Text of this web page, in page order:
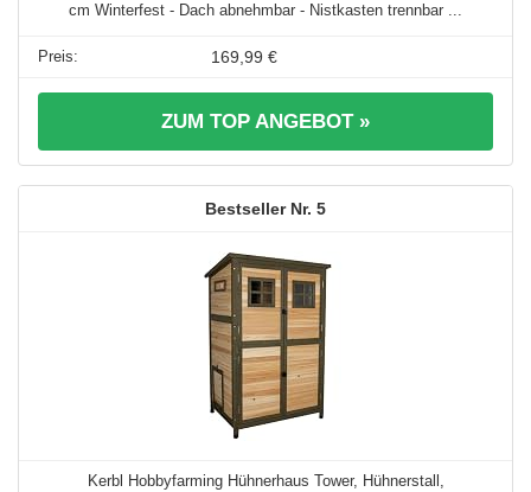
cm Winterfest - Dach abnehmbar - Nistkasten trennbar ...
169,99 €
ZUM TOP ANGEBOT »
5
Kerbl Hobbyfarming Hühnerhaus Tower, Hühnerstall,